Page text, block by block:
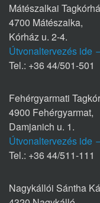
Mátészalkai
4700 Mátészalka,
Kórház u. 2-4.
Útvonaltervezés ide
Tel.: +36 44/501-501
Fehérgyarmati
4900 Fehérgyarmat,
Damjanich u. 1.
Útvonaltervezés ide
Tel.: +36 44/511-111
Nagykállói Sántha